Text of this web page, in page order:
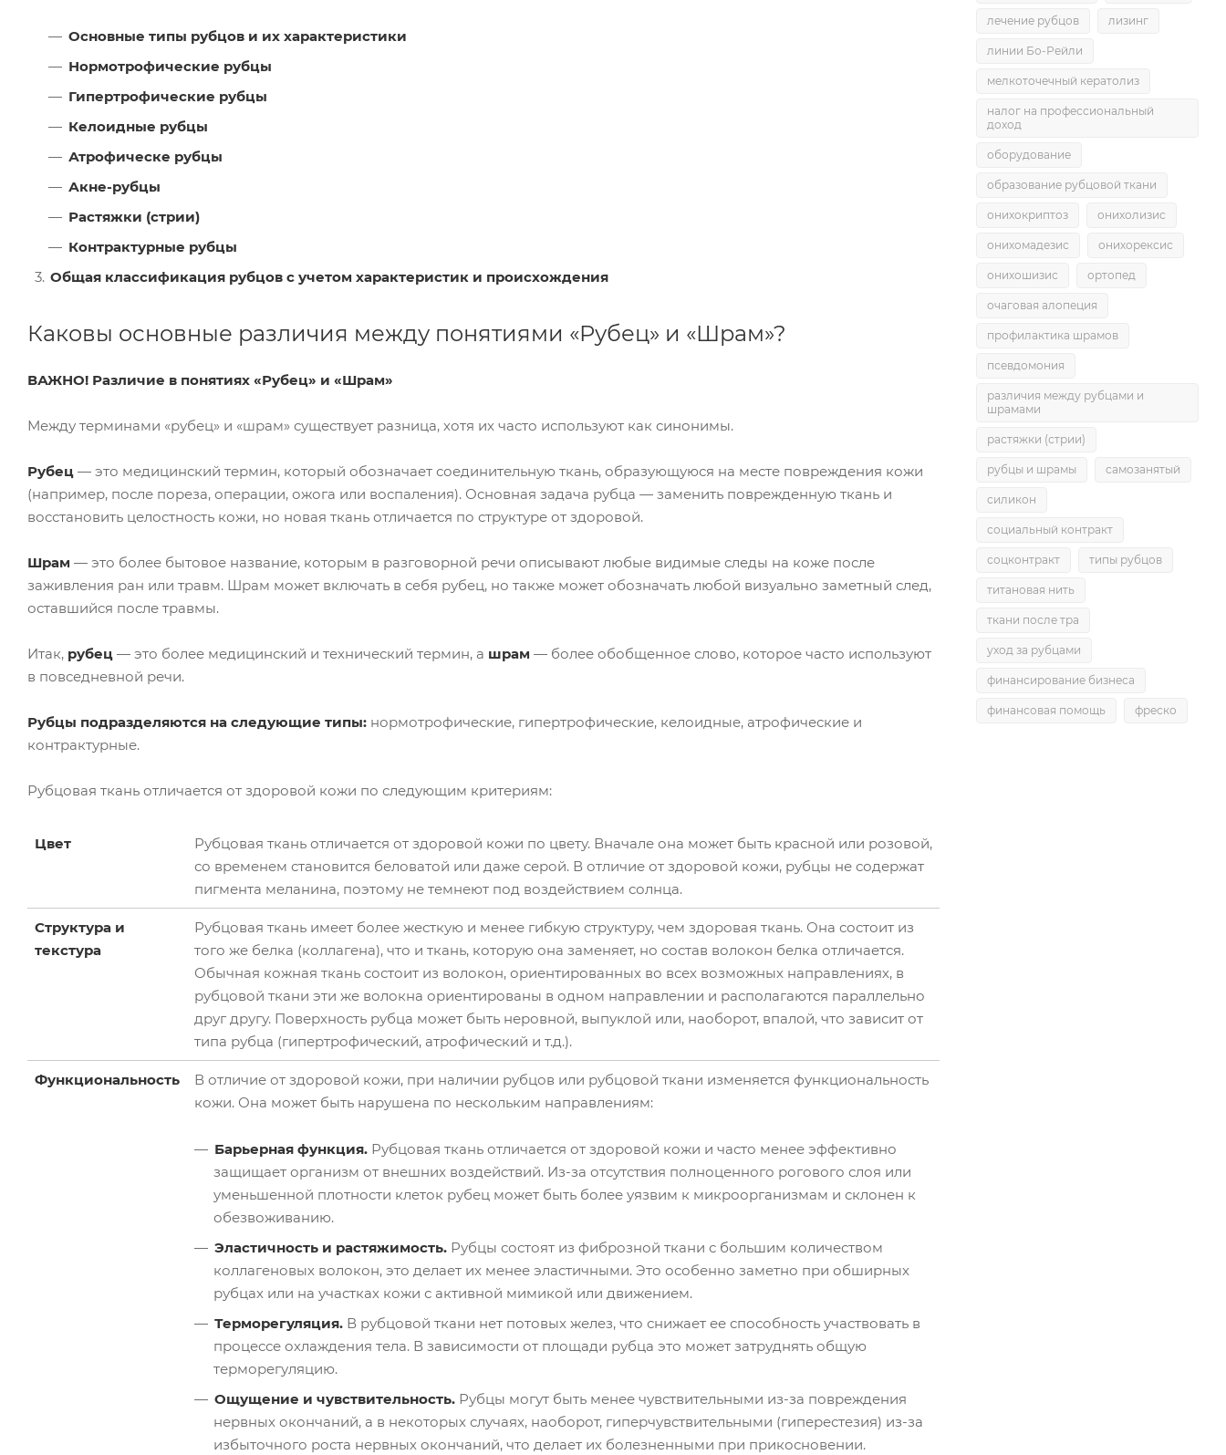
Основные типы рубцов и их характеристики
Нормотрофические рубцы
Гипертрофические рубцы
Келоидные рубцы
Атрофическе рубцы
Акне-рубцы
Растяжки (стрии)
Контрактурные рубцы
Общая классификация рубцов с учетом характеристик и происхождения
Каковы основные различия между понятиями «Рубец» и «Шрам»?
ВАЖНО! Различие в понятиях «Рубец» и «Шрам»
Между терминами «рубец» и «шрам» существует разница, хотя их часто используют как синонимы.
Рубец — это медицинский термин, который обозначает соединительную ткань, образующуюся на месте повреждения кожи
(например, после пореза, операции, ожога или воспаления). Основная задача рубца — заменить поврежденную ткань и
восстановить целостность кожи, но новая ткань отличается по структуре от здоровой.
Шрам — это более бытовое название, которым в разговорной речи описывают любые видимые следы на коже после
заживления ран или травм. Шрам может включать в себя рубец, но также может обозначать любой визуально заметный след,
оставшийся после травмы.
Итак, рубец — это более медицинский и технический термин, а шрам — более обобщенное слово, которое часто используют
в повседневной речи.
Рубцы подразделяются на следующие типы: нормотрофические, гипертрофические, келоидные, атрофические и
контрактурные.
Рубцовая ткань отличается от здоровой кожи по следующим критериям:
Цвет
Рубцовая ткань отличается от здоровой кожи по цвету. Вначале она может быть красной или розовой,
со временем становится беловатой или даже серой. В отличие от здоровой кожи, рубцы не содержат
пигмента меланина, поэтому не темнеют под воздействием солнца.
Структура и
текстура
Рубцовая ткань имеет более жесткую и менее гибкую структуру, чем здоровая ткань. Она состоит из
того же белка (коллагена), что и ткань, которую она заменяет, но состав волокон белка отличается.
Обычная кожная ткань состоит из волокон, ориентированных во всех возможных направлениях, в
рубцовой ткани эти же волокна ориентированы в одном направлении и располагаются параллельно
друг другу. Поверхность рубца может быть неровной, выпуклой или, наоборот, впалой, что зависит от
типа рубца (гипертрофический, атрофический и т.д.).
Функциональность
В отличие от здоровой кожи, при наличии рубцов или рубцовой ткани изменяется функциональность
кожи. Она может быть нарушена по нескольким направлениям:
Барьерная функция. Рубцовая ткань отличается от здоровой кожи и часто менее эффективно
защищает организм от внешних воздействий. Из-за отсутствия полноценного рогового слоя или
уменьшенной плотности клеток рубец может быть более уязвим к микроорганизмам и склонен к
обезвоживанию.
Эластичность и растяжимость. Рубцы состоят из фиброзной ткани с большим количеством
коллагеновых волокон, это делает их менее эластичными. Это особенно заметно при обширных
рубцах или на участках кожи с активной мимикой или движением.
Терморегуляция. В рубцовой ткани нет потовых желез, что снижает ее способность участвовать в
процессе охлаждения тела. В зависимости от площади рубца это может затруднять общую
терморегуляцию.
Ощущение и чувствительность. Рубцы могут быть менее чувствительными из-за повреждения
нервных окончаний, а в некоторых случаях, наоборот, гиперчувствительными (гиперестезия) из-за
избыточного роста нервных окончаний, что делает их болезненными при прикосновении.
лечение рубцов лизинг
линии Бо-Рейли
мелкоточечный кератолиз
налог на профессиональный
доход
оборудование
образование рубцовой ткани
онихокриптоз онихолизис
онихомадезис онихорексис
онихошизис ортопед
очаговая алопеция
профилактика шрамов
псевдомония
различия между рубцами и
шрамами
растяжки (стрии)
рубцы и шрамы самозанятый
силикон
социальный контракт
соцконтракт типы рубцов
титановая нить
ткани после тра
уход за рубцами
финансирование бизнеса
финансовая помощь фреско